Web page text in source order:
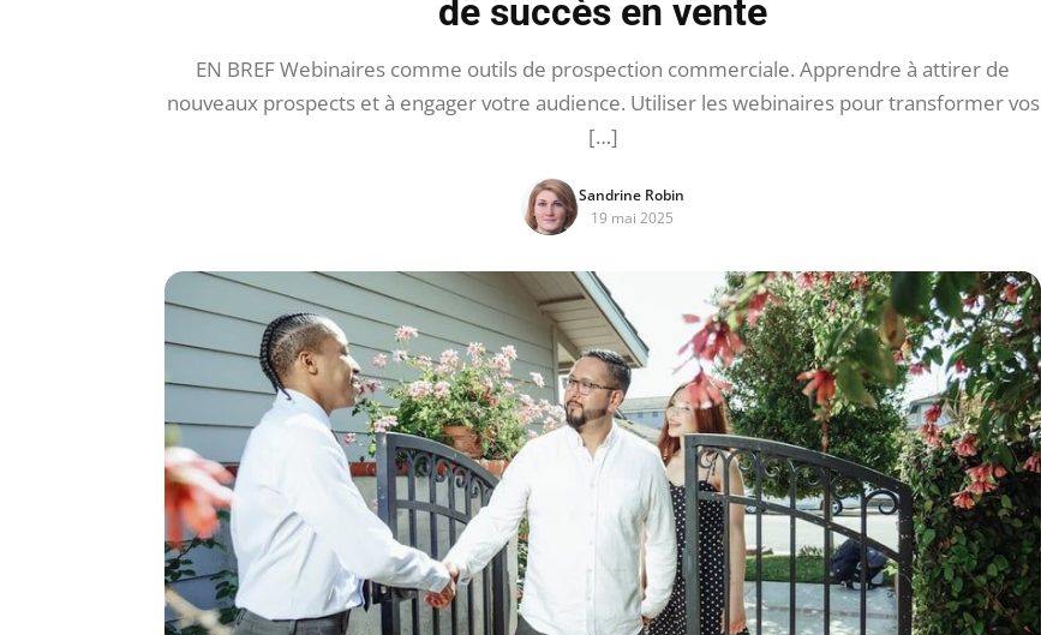
de succès en vente
EN BREF Webinaires comme outils de prospection commerciale. Apprendre à attirer de
nouveaux prospects et à engager votre audience. Utiliser les webinaires pour transformer vos
[…]
Sandrine Robin
19 mai 2025